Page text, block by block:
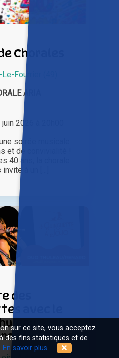
Chorales
Fourrier (49)
ARIA
2026 à 20h00
soirée musicale
et de convivialité !
40 ans, la chorale
à un [...]
des
avec le
&
sur ce site, vous acceptez
des fins statistiques et de
En savoir plus